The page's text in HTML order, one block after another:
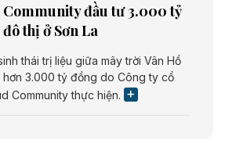
đầu tư 3.000 tỷ
thị ở Sơn La
thái trị liệu giữa mây trời Vân Hồ
3.000 tỷ đồng do Công ty cổ
Community thực hiện.